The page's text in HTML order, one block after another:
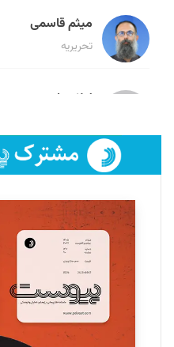
میثم قاسمی
تحریریه
لیلا حنارود
فائزه فتحی رستمی
تحریریه
سروش کرمیان
تحریریه
مینا پاکدل